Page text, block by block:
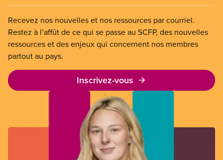
Recevez nos nouvelles et nos ressources par courriel.
Restez à l’affût de ce qui se passe au SCFP, des nouvelles
ressources et des enjeux qui concernent nos membres
partout au pays.
Inscrivez-vous